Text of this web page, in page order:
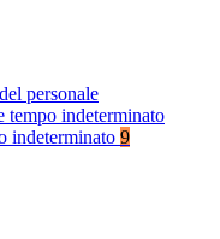
personale
tempo indeterminato
indeterminato 9